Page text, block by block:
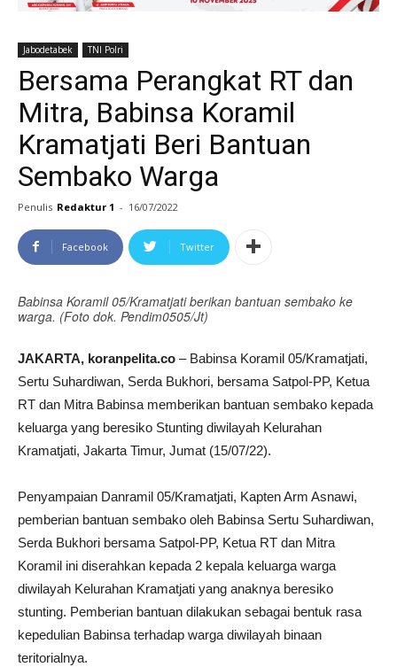
Jabodetabek TNI Polri
Bersama Perangkat RT dan
Mitra, Babinsa Koramil
Kramatjati Beri Bantuan
Sembako Warga
Penulis Redaktur 1 - 16/07/2022
Facebook Twitter
Babinsa Koramil 05/Kramatjati berikan bantuan sembako ke
warga. (Foto dok. Pendim0505/Jt)
JAKARTA, koranpelita.co – Babinsa Koramil 05/Kramatjati,
Sertu Suhardiwan, Serda Bukhori, bersama Satpol-PP, Ketua
RT dan Mitra Babinsa memberikan bantuan sembako kepada
keluarga yang beresiko Stunting diwilayah Kelurahan
Kramatjati, Jakarta Timur, Jumat (15/07/22).
Penyampaian Danramil 05/Kramatjati, Kapten Arm Asnawi,
pemberian bantuan sembako oleh Babinsa Sertu Suhardiwan,
Serda Bukhori bersama Satpol-PP, Ketua RT dan Mitra
Koramil ini diserahkan kepada 2 kepala keluarga warga
diwilayah Kelurahan Kramatjati yang anaknya beresiko
stunting. Pemberian bantuan dilakukan sebagai bentuk rasa
kepedulian Babinsa terhadap warga diwilayah binaan
teritorialnya.